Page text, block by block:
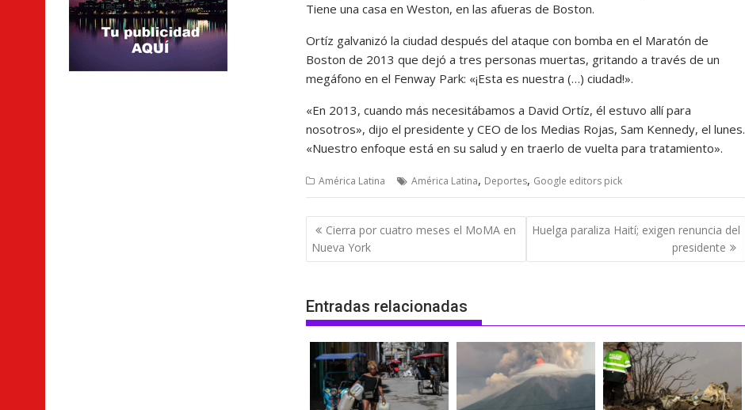
Tiene una casa en Weston, en las afueras de Boston.
Ortíz galvanizó la ciudad después del ataque con bomba en el Maratón de
Boston de 2013 que dejó a tres personas muertas, gritando a través de un
megáfono en el Fenway Park: «¡Esta es nuestra (…) ciudad!».
«En 2013, cuando más necesitábamos a David Ortíz, él estuvo allí para
nosotros», dijo el presidente y CEO de los Medias Rojas, Sam Kennedy, el lunes.
«Nuestro enfoque está en su salud y en traerlo de vuelta para tratamiento».
América Latina América Latina, Deportes, Google editors pick
Navegación
de
entradas
Cierra por cuatro meses el MoMA en
Nueva York
Huelga paraliza Haití; exigen renuncia del
presidente
Entradas relacionadas